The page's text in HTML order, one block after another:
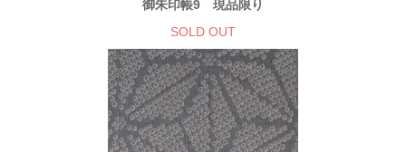
御朱印帳9 現品限り
SOLD OUT